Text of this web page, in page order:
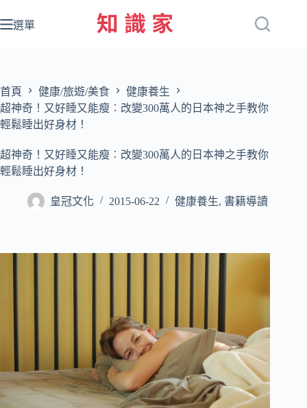
至
容
選單
首頁 健康/旅遊/美食
健康養生
超神奇！又好睡又能瘦︰改變300萬人的日本神之手教你
輕鬆睡出好身材！
超神奇！又好睡又能瘦︰改變300萬人的日本神之手教你
輕鬆睡出好身材！
皇冠文化 2015-06-22 健康養生, 書籍導讀